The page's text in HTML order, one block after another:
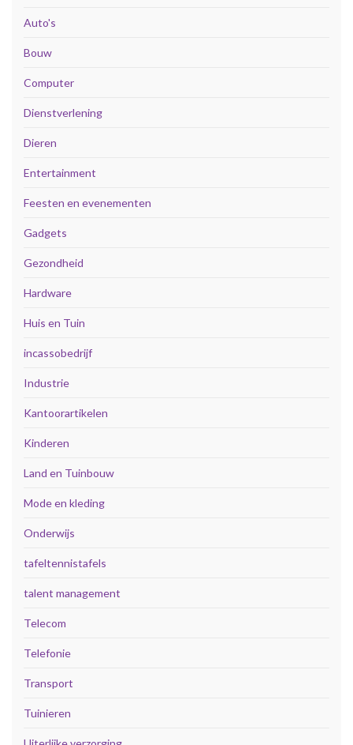
Auto's
Bouw
Computer
Dienstverlening
Dieren
Entertainment
Feesten en evenementen
Gadgets
Gezondheid
Hardware
Huis en Tuin
incassobedrijf
Industrie
Kantoorartikelen
Kinderen
Land en Tuinbouw
Mode en kleding
Onderwijs
tafeltennistafels
talent management
Telecom
Telefonie
Transport
Tuinieren